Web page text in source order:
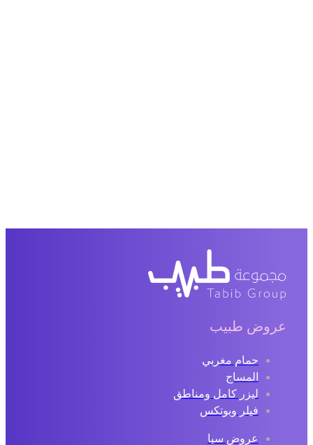
عروض طبيب
حمام مغربي
المساج
ليزر كامل ومناطق
فيلر وبوتكس
عروض سبا